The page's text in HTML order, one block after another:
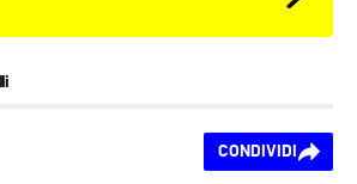
CONDIVIDI